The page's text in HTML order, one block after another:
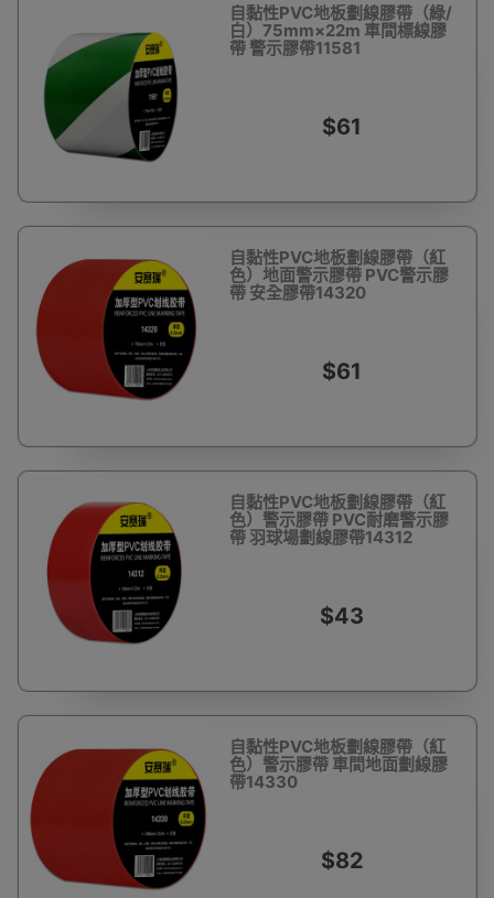
自黏性PVC地板劃線膠帶（綠/
白）75mm×22m 車間標線膠
帶 警示膠帶11581
$61
自黏性PVC地板劃線膠帶（紅
色）地面警示膠帶 PVC警示膠
帶 安全膠帶14320
$61
自黏性PVC地板劃線膠帶（紅
色）警示膠帶 PVC耐磨警示膠
帶 羽球場劃線膠帶14312
$43
自黏性PVC地板劃線膠帶（紅
色）警示膠帶 車間地面劃線膠
帶14330
$82